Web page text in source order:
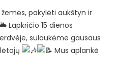
pakylėti aukštyn ir
Lapkričio 15 dienos
sulaukėme gausaus
Mus aplankė